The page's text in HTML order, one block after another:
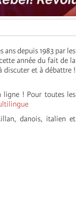
ans depuis 1983 par les
année du fait de la
discuter et à débattre !
ligne ! Pour toutes les
danois, italien et